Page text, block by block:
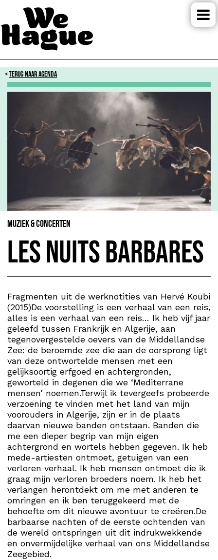
TERUG NAAR AGENDA
Muziek & Concerten
Les nuits barbares
Fragmenten uit de werknotities van Hervé Koubi
(2015)De voorstelling is een verhaal van een reis,
alles is een verhaal van een reis… Ik heb vijf jaar
geleefd tussen Frankrijk en Algerije, aan
tegenovergestelde oevers van de Middellandse
Zee: de beroemde zee die aan de oorsprong ligt
van deze ontwortelde mensen met een
gelijksoortig erfgoed en achtergronden,
geworteld in degenen die we ‘Mediterrane
mensen’ noemen.Terwijl ik tevergeefs probeerde
verzoening te vinden met het land van mijn
voorouders in Algerije, zijn er in de plaats
daarvan nieuwe banden ontstaan. Banden die
me een dieper begrip van mijn eigen
achtergrond en wortels hebben gegeven. Ik heb
mede-artiesten ontmoet, getuigen van een
verloren verhaal. Ik heb mensen ontmoet die ik
graag mijn verloren broeders noem. Ik heb het
verlangen herontdekt om me met anderen te
omringen en ik ben teruggekeerd met de
behoefte om dit nieuwe avontuur te creëren.De
barbaarse nachten of de eerste ochtenden van
de wereld ontspringen uit dit indrukwekkende
en onvermijdelijke verhaal van ons Middellandse
Zeegebied.